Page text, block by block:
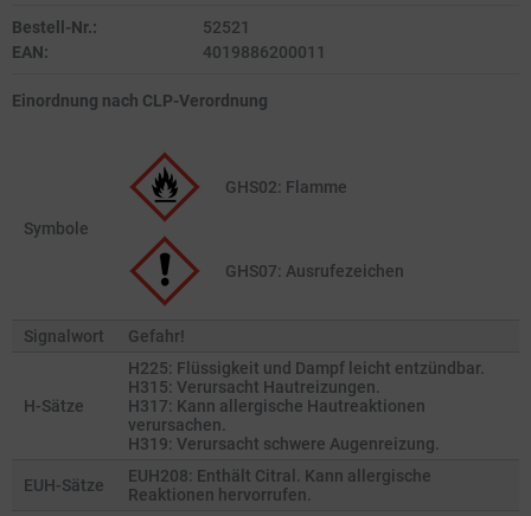
Bestell-Nr.:
52521
EAN:
4019886200011
Einordnung nach CLP-Verordnung
Symbole
GHS02: Flamme
GHS07: Ausrufezeichen
Signalwort Gefahr!
H-Sätze
H225: Flüssigkeit und Dampf leicht entzündbar.
H315: Verursacht Hautreizungen.
H317: Kann allergische Hautreaktionen
verursachen.
H319: Verursacht schwere Augenreizung.
EUH-Sätze
EUH208: Enthält Citral. Kann allergische
Reaktionen hervorrufen.